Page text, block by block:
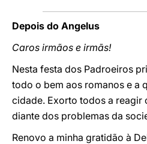
Depois do Angelus
Caros irmãos e irmãs!
Nesta festa dos Padroeiros
todo o bem aos romanos e a
cidade. Exorto todos a reagir
diante dos problemas da
Renovo a minha gratidão à